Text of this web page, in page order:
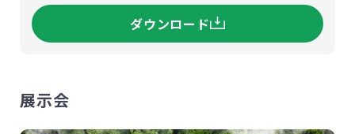
ダウンロード
展示会